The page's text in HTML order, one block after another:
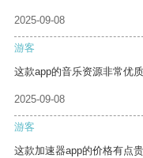
2025-09-08
游客
这款app的音乐资源非常优
2025-09-08
游客
这款加速器app的价格有点